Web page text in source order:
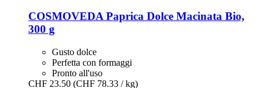
COSMOVEDA Paprica Dolce Macinata Bio,
300 g
Gusto dolce
Perfetta con formaggi
Pronto all'uso
CHF 23.50 (CHF 78.33 / kg)